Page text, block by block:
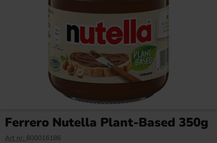
Ferrero Nutella Plant-Based 350g
Art nr: 800016186